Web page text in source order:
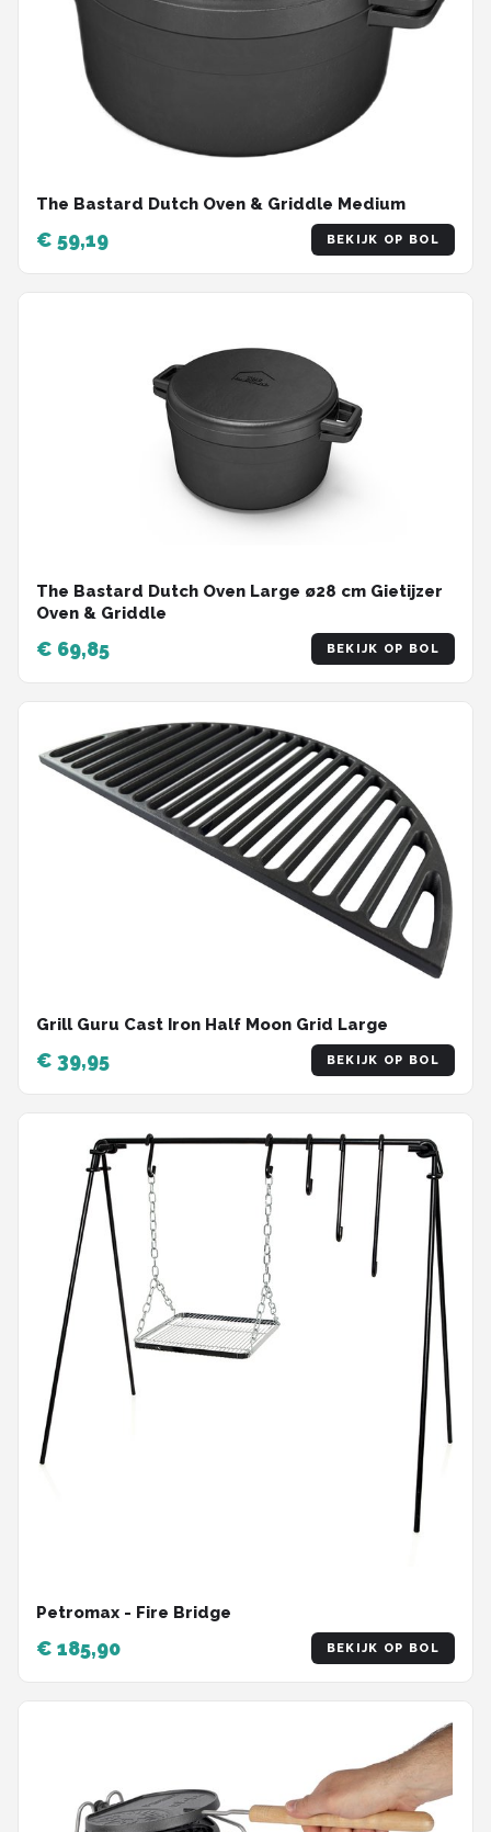
The Bastard Dutch Oven & Griddle Medium
€ 59,19 BEKIJK OP BOL
The Bastard Dutch Oven Large ø28 cm Gietijzer
Oven & Griddle
€ 69,85 BEKIJK OP BOL
Grill Guru Cast Iron Half Moon Grid Large
€ 39,95 BEKIJK OP BOL
Petromax - Fire Bridge
€ 185,90 BEKIJK OP BOL